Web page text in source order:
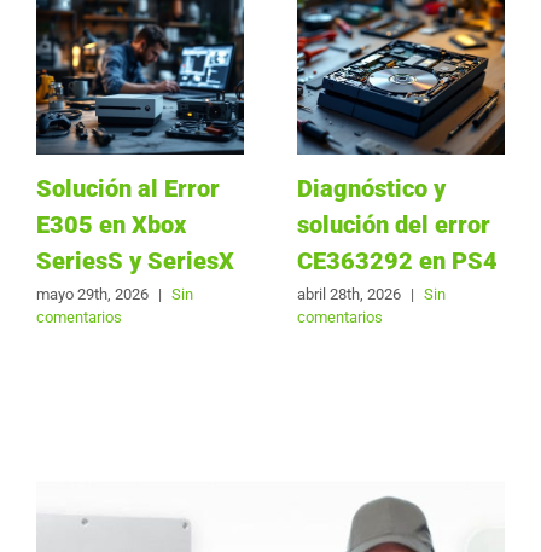
Solución al Error
E305 en Xbox
SeriesS y SeriesX
mayo 29th, 2026 | Sin
comentarios
Diagnóstico y
solución del error
CE363292 en PS4
abril 28th, 2026 | Sin
comentarios